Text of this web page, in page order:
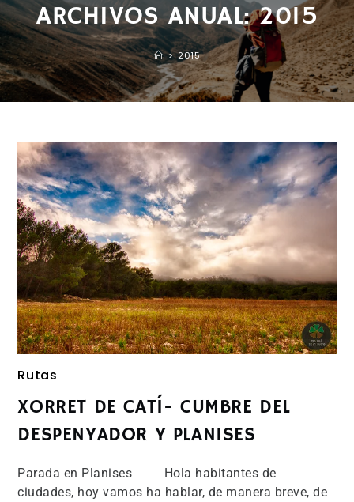
ARCHIVOS ANUAL: 2015
> 2015
Rutas
XORRET DE CATÍ- CUMBRE DEL
DESPENYADOR Y PLANISES
Parada en Planises Hola habitantes de
ciudades, hoy vamos ha hablar, de manera breve, de